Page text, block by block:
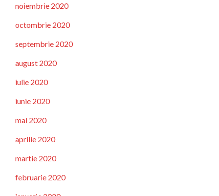
noiembrie 2020
octombrie 2020
septembrie 2020
august 2020
iulie 2020
iunie 2020
mai 2020
aprilie 2020
martie 2020
februarie 2020